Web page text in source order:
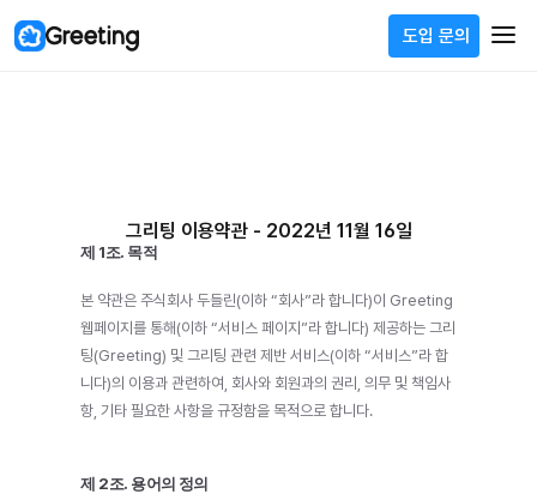
도입 문의
그리팅 이용약관 - 2022년 11월 16일
제 1조. 목적
본 약관은 주식회사 두들린(이하 “회사”라 합니다)이 Greeting
웹페이지를 통해(이하 “서비스 페이지”라 합니다) 제공하는 그리
팅(Greeting) 및 그리팅 관련 제반 서비스(이하 “서비스”라 합
니다)의 이용과 관련하여, 회사와 회원과의 권리, 의무 및 책임사
항, 기타 필요한 사항을 규정함을 목적으로 합니다.
제 2조. 용어의 정의